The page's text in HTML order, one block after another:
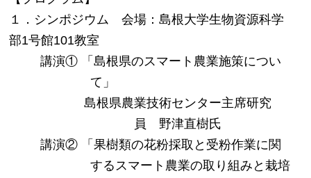
１．シンポジウム 会場：島根大学生物資源科学
部1号館101教室
講演① 「島根県のスマート農業施策につい
て」
島根県農業技術センター主席研究
員 野津直樹氏
講演② 「果樹類の花粉採取と受粉作業に関
するスマート農業の取り組みと栽培